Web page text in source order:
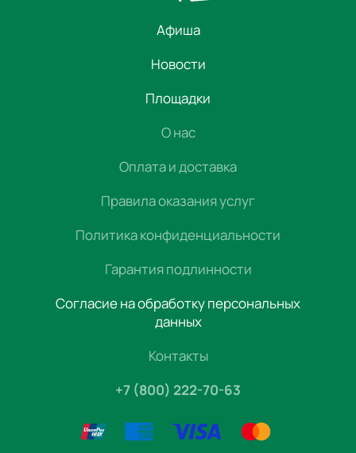
Афиша
Новости
Площадки
О нас
Оплата и доставка
Правила оказания услуг
Политика конфиденциальности
Гарантия подлинности
Согласие на обработку персональных
данных
Контакты
+7 (800) 222-70-63